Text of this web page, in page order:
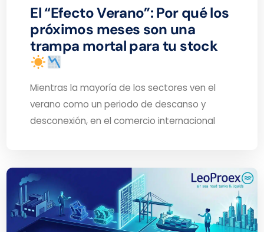
El “Efecto Verano”: Por qué los
próximos meses son una
trampa mortal para tu stock
Mientras la mayoría de los sectores ven el
verano como un periodo de descanso y
desconexión, en el comercio internacional